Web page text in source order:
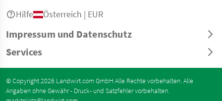
Impressum und Datenschutz
Services
Hilfe Österreich | EUR
© Copyright 2026 Landwirt.com GmbH Alle Rechte vorbehalten. Alle
Angaben ohne Gewähr - Druck- und Satzfehler vorbehalten.